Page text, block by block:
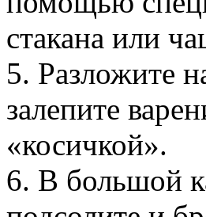
стакана или
5. Разложите
залепите
«косичкой».
6. В большой